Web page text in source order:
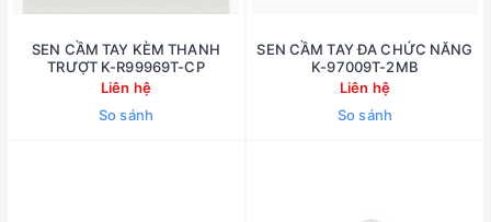
SEN CẦM TAY KÈM THANH
TRƯỢT K-R99969T-CP
Liên hệ
So sánh
SEN CẦM TAY ĐA CHỨC NĂNG
K-97009T-2MB
Liên hệ
So sánh